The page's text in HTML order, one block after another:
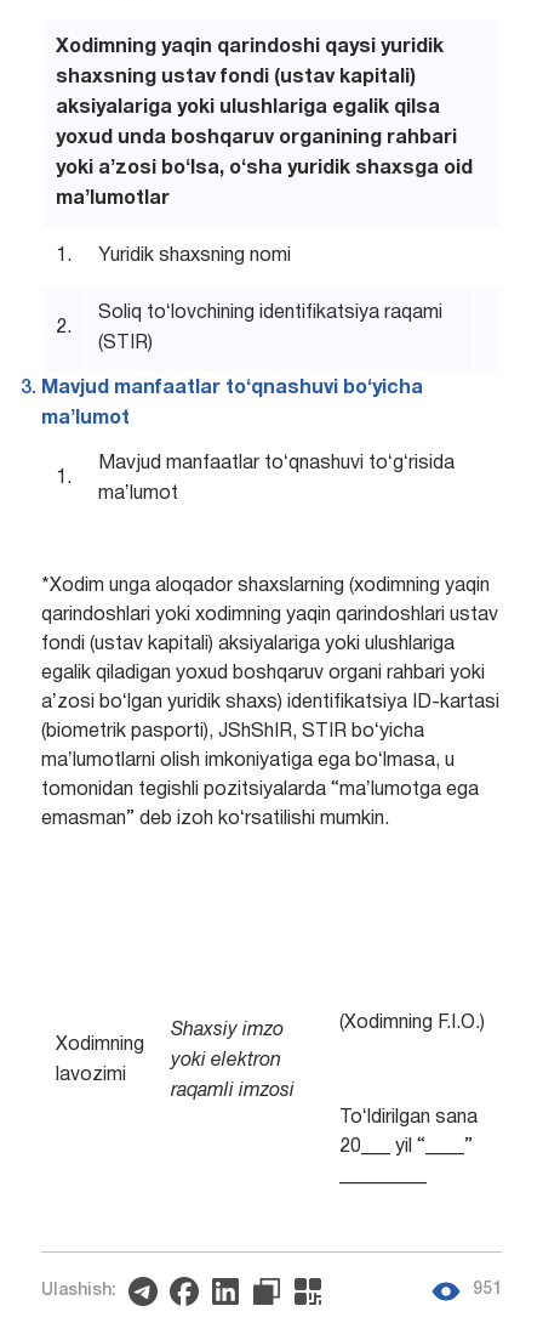
Xodimning yaqin qarindoshi qaysi yuridik
shaxsning ustav fondi (ustav kapitali)
aksiyalariga yoki ulushlariga egalik qilsa
yoxud unda boshqaruv organining rahbari
yoki aʼzosi boʻlsa, oʻsha yuridik shaxsga oid
maʼlumotlar
1. Yuridik shaxsning nomi
2.
Soliq toʻlovchining identifikatsiya raqami
(STIR)
Mavjud manfaatlar toʻqnashuvi boʻyicha
maʼlumot
1.
Mavjud manfaatlar toʻqnashuvi toʻgʻrisida
maʼlumot
*Xodim unga aloqador shaxslarning (xodimning yaqin
qarindoshlari yoki xodimning yaqin qarindoshlari ustav
fondi (ustav kapitali) aksiyalariga yoki ulushlariga
egalik qiladigan yoxud boshqaruv organi rahbari yoki
aʼzosi boʻlgan yuridik shaxs) identifikatsiya ID-kartasi
(biometrik pasporti), JShShIR, STIR boʻyicha
maʼlumotlarni olish imkoniyatiga ega boʻlmasa, u
tomonidan tegishli pozitsiyalarda “maʼlumotga ega
emasman” deb izoh koʻrsatilishi mumkin.
Xodimning
lavozimi
Shaxsiy imzo
yoki elektron
raqamli imzosi
(Xodimning F.I.O.)
Toʻldirilgan sana
20___ yil “____”
Ulashish: 951